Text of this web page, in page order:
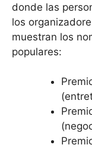
donde las
los
muestran los
populares: